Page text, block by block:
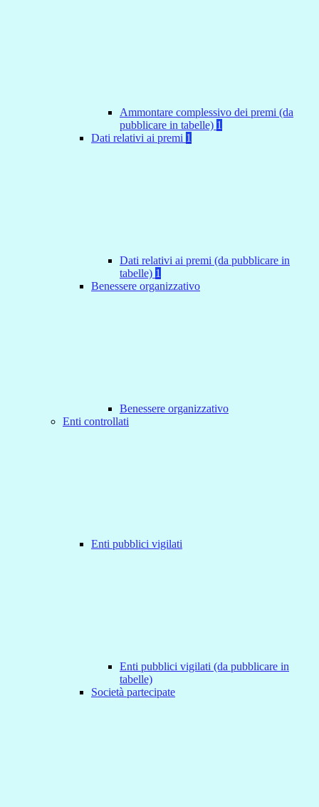
Ammontare complessivo dei premi (da
pubblicare in tabelle) 1
Dati relativi ai premi 1
Dati relativi ai premi (da pubblicare in
tabelle) 1
Benessere organizzativo
Benessere organizzativo
Enti controllati
Enti pubblici vigilati
Enti pubblici vigilati (da pubblicare in
tabelle)
Società partecipate